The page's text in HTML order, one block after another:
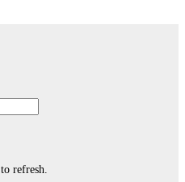
to refresh.